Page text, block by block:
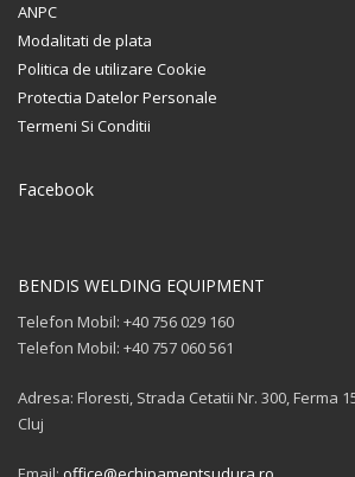
ANPC
Modalitati de plata
Politica de utilizare Cookie
Protectia Datelor Personale
Termeni Si Conditii
Facebook
BENDIS WELDING EQUIPMENT
Telefon Mobil: +40 756 029 160
Telefon Mobil: +40 757 060 561
Adresa: Floresti, Strada Cetatii Nr. 300, Ferma
Cluj